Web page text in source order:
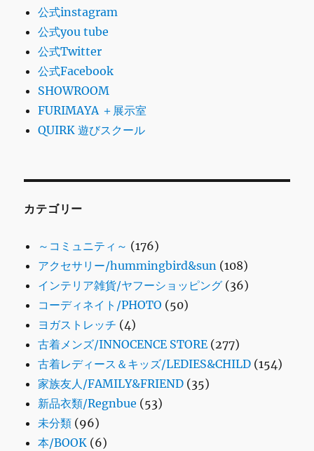
公式instagram
公式you tube
公式Twitter
公式Facebook
SHOWROOM
FURIMAYA ＋展示室
QUIRK 遊びスクール
カテゴリー
～コミュニティ～ (176)
アクセサリー/hummingbird&sun (108)
インテリア雑貨/ヤフーショッピング (36)
コーディネイト/PHOTO (50)
ヨガストレッチ (4)
古着メンズ/INNOCENCE STORE (277)
古着レディース＆キッズ/LEDIES&CHILD (154)
家族友人/FAMILY&FRIEND (35)
新品衣類/Regnbue (53)
未分類 (96)
本/BOOK (6)